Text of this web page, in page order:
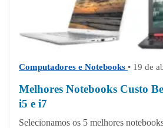
Computadores e Notebooks • 19 de
Melhores Notebooks Custo
i5 e i7
Selecionamos os 5 melhores